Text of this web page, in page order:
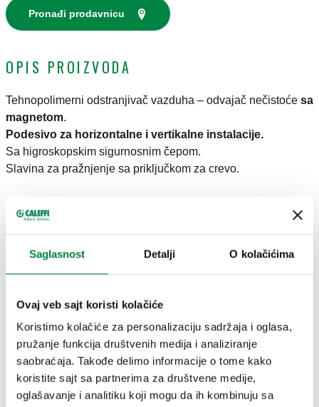
Saglasnost Detalji O kolačićima
Ovaj veb sajt koristi kolačiće
Koristimo kolačiće za personalizaciju sadržaja i oglasa,
pružanje funkcija društvenih medija i analiziranje
saobraćaja. Takođe delimo informacije o tome kako
koristite sajt sa partnerima za društvene medije,
oglašavanje i analitiku koji mogu da ih kombinuju sa
Pronađi prodavnicu
OPIS PROIZVODA
Tehnopolimerni odstranjivač vazduha – odvajač nečistoće sa
magnetom.
Podesivo za horizontalne i vertikalne instalacije.
Sa higroskopskim sigurnosnim čepom.
Slavina za pražnjenje sa priključkom za crevo.
TEHNIČKI PODACI
Materijal
Srednji raspon temperature
0–90 °C
CRTEŽI I SPECIFIKACIJE
Broj dela Priključak